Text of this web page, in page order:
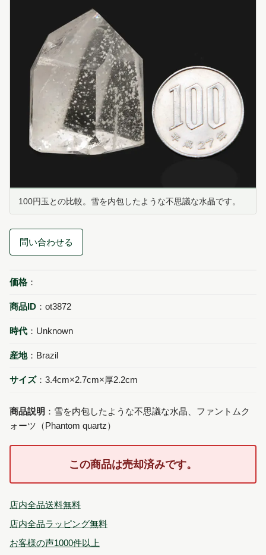
100円玉との比較。雪を内包したような不思議な水晶です。
問い合わせる
価格：
商品ID ：ot3872
時代 ：Unknown
産地：Brazil
サイズ：3.4cm×2.7cm×厚2.2cm
商品説明 ：雪を内包したような不思議な水晶、ファントムク
ォーツ（Phantom quartz）
この商品は売却済みです。
店内全品送料無料
店内全品ラッピング無料
お客様の声1000件以上